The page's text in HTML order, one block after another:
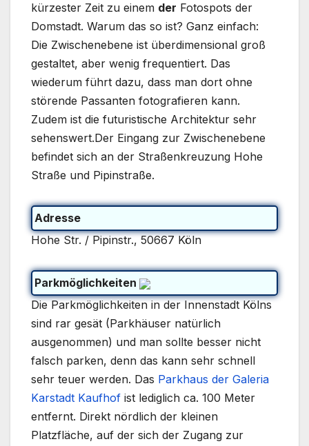
kürzester Zeit zu einem der Fotospots der
Domstadt. Warum das so ist? Ganz einfach:
Die Zwischenebene ist überdimensional groß
gestaltet, aber wenig frequentiert. Das
wiederum führt dazu, dass man dort ohne
störende Passanten fotografieren kann.
Zudem ist die futuristische Architektur sehr
sehenswert.Der Eingang zur Zwischenebene
befindet sich an der Straßenkreuzung Hohe
Straße und Pipinstraße.
Adresse
Hohe Str. / Pipinstr., 50667 Köln
Parkmöglichkeiten
Die Parkmöglichkeiten in der Innenstadt Kölns
sind rar gesät (Parkhäuser natürlich
ausgenommen) und man sollte besser nicht
falsch parken, denn das kann sehr schnell
sehr teuer werden. Das Parkhaus der Galeria
Karstadt Kaufhof ist lediglich ca. 100 Meter
entfernt. Direkt nördlich der kleinen
Platzfläche, auf der sich der Zugang zur